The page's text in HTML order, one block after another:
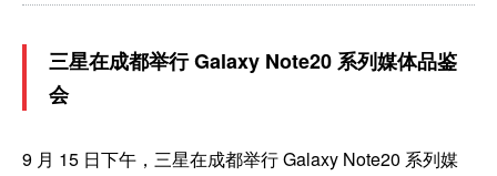
三星在成都举行 Galaxy Note20 系列媒体品鉴
会
9 月 15 日下午，三星在成都举行 Galaxy Note20 系列媒